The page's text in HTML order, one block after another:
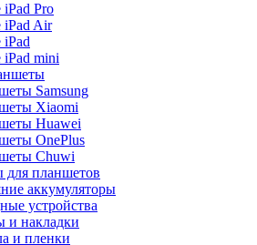
iPad Pro
iPad Air
iPad
iPad mini
Samsung
Xiaomi
Huawei
OnePlus
Chuwi
для планшетов
аккумуляторы
устройства
и накладки
и пленки